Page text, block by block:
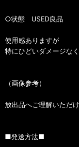
○状態 USED良品
使用感ありますが
特にひどいダメージな
（画像参考）
放出品へご理解いただ
■発送方法■